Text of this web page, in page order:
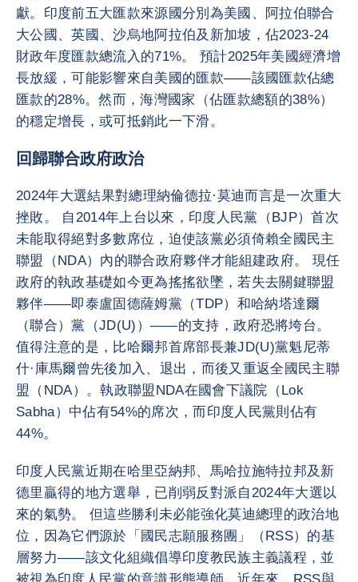
獻。印度前五大匯款來源國分別為美國、阿拉伯聯合
大公國、英國、沙烏地阿拉伯及新加坡，佔2023-24
財政年度匯款總流入的71%。 預計2025年美國經濟增
長放緩，可能影響來自美國的匯款——該國匯款佔總
匯款的28%。然而，海灣國家（佔匯款總額的38%）
的穩定增長，或可抵銷此一下滑。
回歸聯合政府政治
2024年大選結果對總理納倫德拉·莫迪而言是一次重大
挫敗。 自2014年上台以來，印度人民黨（BJP）首次
未能取得絕對多數席位，迫使該黨必須倚賴全國民主
聯盟（NDA）內的聯合政府夥伴才能組建政府。 現任
政府的執政基礎如今更為搖搖欲墜，若失去關鍵聯盟
夥伴——即泰盧固德薩姆黨（TDP）和哈納塔達爾
（聯合）黨（JD(U)）——的支持，政府恐將垮台。
值得注意的是，比哈爾邦首席部長兼JD(U)黨魁尼蒂
什·庫馬爾曾先後加入、退出，而後又重返全國民主聯
盟（NDA）。執政聯盟NDA在國會下議院（Lok
Sabha）中佔有54%的席次，而印度人民黨則佔有
44%。
印度人民黨近期在哈里亞納邦、馬哈拉施特拉邦及新
德里贏得的地方選舉，已削弱反對派自2024年大選以
來的氣勢。 但這些勝利未必能強化莫迪總理的政治地
位，因為它們源於「國民志願服務團」（RSS）的基
層努力——該文化組織倡導印度教民族主義議程，並